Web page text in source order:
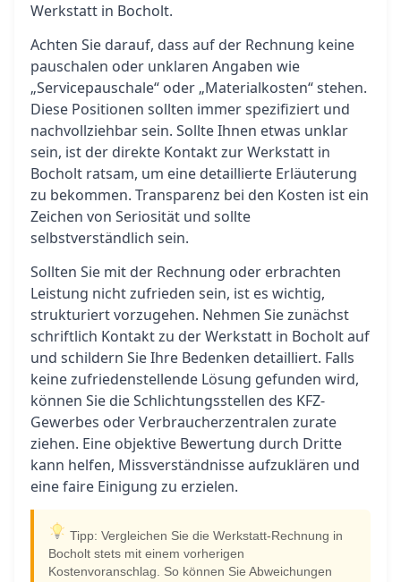
Werkstatt in Bocholt.
Achten Sie darauf, dass auf der Rechnung keine
pauschalen oder unklaren Angaben wie
„Servicepauschale“ oder „Materialkosten“ stehen.
Diese Positionen sollten immer spezifiziert und
nachvollziehbar sein. Sollte Ihnen etwas unklar
sein, ist der direkte Kontakt zur Werkstatt in
Bocholt ratsam, um eine detaillierte Erläuterung
zu bekommen. Transparenz bei den Kosten ist ein
Zeichen von Seriosität und sollte
selbstverständlich sein.
Sollten Sie mit der Rechnung oder erbrachten
Leistung nicht zufrieden sein, ist es wichtig,
strukturiert vorzugehen. Nehmen Sie zunächst
schriftlich Kontakt zu der Werkstatt in Bocholt auf
und schildern Sie Ihre Bedenken detailliert. Falls
keine zufriedenstellende Lösung gefunden wird,
können Sie die Schlichtungsstellen des KFZ-
Gewerbes oder Verbraucherzentralen zurate
ziehen. Eine objektive Bewertung durch Dritte
kann helfen, Missverständnisse aufzuklären und
eine faire Einigung zu erzielen.
Tipp: Vergleichen Sie die Werkstatt-Rechnung in
Bocholt stets mit einem vorherigen
Kostenvoranschlag. So können Sie Abweichungen